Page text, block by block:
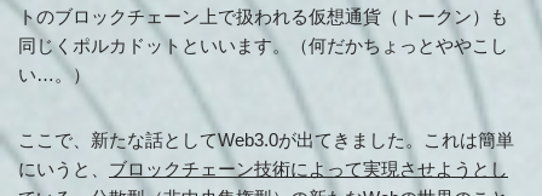
トのブロックチェーン上で扱われる仮想通貨（トークン）も
同じくポルカドットといいます。（何だかちょっとややこし
い…。）
ここで、新たな話としてWeb3.0が出てきました。これは簡単
にいうと、 ブロックチェーン技術によって実現させようとし